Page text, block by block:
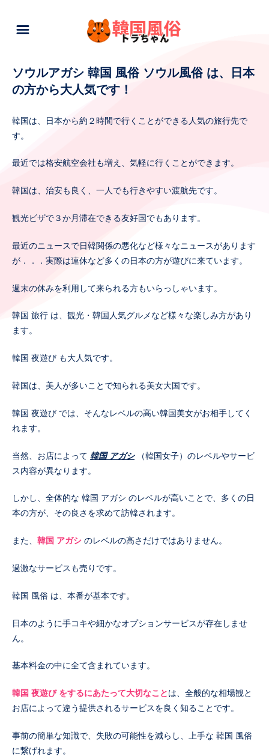
ソウルアガシ 韓国 風俗 ソウル風俗 は、日本
の方から大人気です！
韓国は、日本から約２時間で行くことができる人気の旅行先で
す。
最近では格安航空会社も増え、気軽に行くことができます。
韓国は、治安も良く、一人でも行きやすい渡航先です。
観光ビザで３か月滞在できる友好国でもあります。
最近のニュースで日韓関係の悪化など様々なニュースがあります
が．．．実際は連休など多くの日本の方が遊びに来ています。
週末の休みを利用して来られる方もいらっしゃいます。
韓国 旅行 は、観光・韓国人気グルメなど様々な楽しみ方があり
ます。
韓国 夜遊び も大人気です。
韓国は、美人が多いことで知られる美女大国です。
韓国 夜遊び では、そんなレベルの高い韓国美女がお相手してく
れます。
当然、お店によって 韓国 アガシ（韓国女子）のレベルやサービ
ス内容が異なります。
しかし、全体的な 韓国 アガシ のレベルが高いことで、多くの日
本の方が、その良さを求めて訪韓されます。
また、 韓国 アガシ のレベルの高さだけではありません。
過激なサービスも売りです。
韓国 風俗 は、本番が基本です。
日本のように手コキや細かなオプションサービスが存在しませ
ん。
基本料金の中に全て含まれています。
韓国 夜遊び をするにあたって大切なことは、全般的な相場観と
お店によって違う提供されるサービスを良く知ることです。
事前の簡単な知識で、失敗の可能性を減らし、上手な 韓国 風俗
に繋げれます。